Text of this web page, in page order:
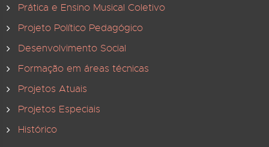
Prática e Ensino Musical Coletivo
Projeto Político Pedagógico
Desenvolvimento Social
Formação em áreas técnicas
Projetos Atuais
Projetos Especiais
Histórico